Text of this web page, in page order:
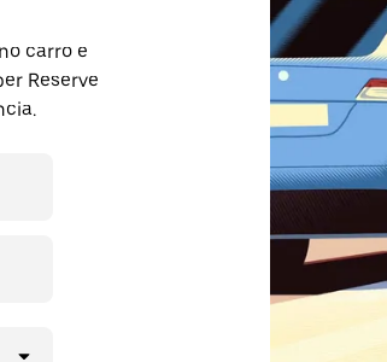
carro e
Reserve